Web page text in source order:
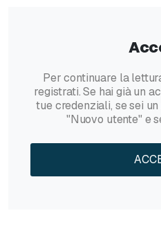
Per continuare la
registrati. Se hai già un
tue credenziali, se sei
"Nuovo utente" e